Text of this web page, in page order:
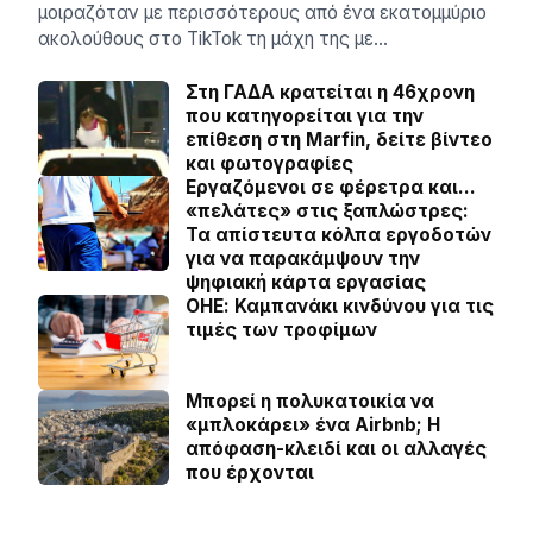
μοιραζόταν με περισσότερους από ένα εκατομμύριο
ακολούθους στο TikTok τη μάχη της με…
Στη ΓΑΔΑ κρατείται η 46χρονη
που κατηγορείται για την
επίθεση στη Marfin, δείτε βίντεο
και φωτογραφίες
Εργαζόμενοι σε φέρετρα και…
«πελάτες» στις ξαπλώστρες:
Τα απίστευτα κόλπα εργοδοτών
για να παρακάμψουν την
ψηφιακή κάρτα εργασίας
ΟΗΕ: Καμπανάκι κινδύνου για τις
τιμές των τροφίμων
Μπορεί η πολυκατοικία να
«μπλοκάρει» ένα Airbnb; Η
απόφαση-κλειδί και οι αλλαγές
που έρχονται